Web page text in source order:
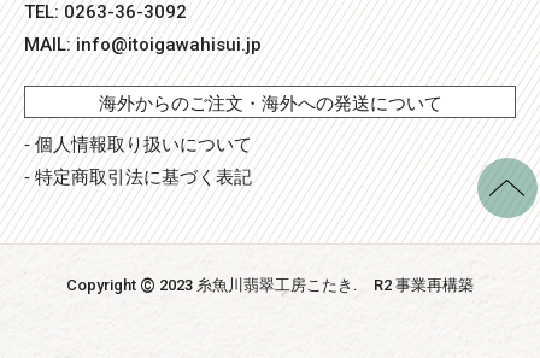
TEL: 0263-36-3092
MAIL:info@itoigawahisui.jp
海外からのご注文・海外への発送について
- 個人情報取り扱いについて
- 特定商取引法に基づく表記
Copyright © 2023 糸魚川翡翠工房こたき . R2 事業再構築